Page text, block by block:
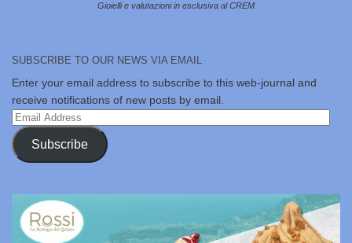
Gioielli e valutazioni in esclusiva al CREM
SUBSCRIBE TO OUR NEWS VIA EMAIL
Enter your email address to subscribe to this web-journal and
receive notifications of new posts by email.
Email
Address
Subscribe